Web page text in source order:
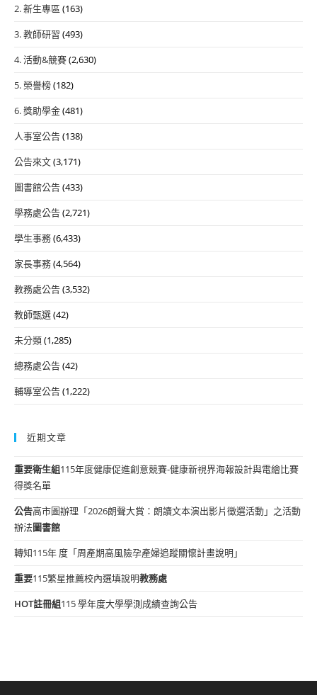
2. 新生專區 (163)
3. 教師研習 (493)
4. 活動&競賽(2,630)
5. 榮譽榜(182)
6. 獎助學金(481)
人事室公告(138)
公告來文(3,171)
圖書館公告(433)
學務處公告(2,721)
學生事務(6,433)
家長事務(4,564)
教務處公告(3,532)
教師甄選(42)
未分類(1,285)
總務處公告(42)
輔導室公告(1,222)
近期文章
重要衛生組115年度健康促進創意競賽-健康新視界海報設計與電繪比賽
得獎名單
公告高市圖辦理「2026朗聲大賞：朗讀文本演出影片徵選活動」之活動
辦法圖書館
轉知115年 度「周產期高風險孕產婦追蹤關懷計畫說明」
重要115繁星推薦校內選填說明教務處
HOT註冊組115 學年度大學學測成績查詢公告